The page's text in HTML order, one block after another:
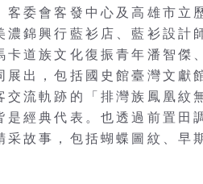
委會客發中心及高雄市立
錦興行藍衫店、藍衫設計
卡道族文化復振青年潘智
展出，包括國史館臺灣文獻
流軌跡的「排灣族鳳凰紋
經典代表。也透過前置田
故事，包括蝴蝶圖紋、早